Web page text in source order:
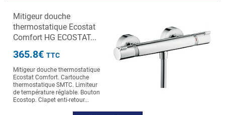
Mitigeur douche
thermostatique Ecostat
Comfort HG ECOSTAT...
365.8€ TTC
Mitigeur douche thermostatique
Ecostat Comfort. Cartouche
thermostatique SMTC. Limiteur
de température réglable. Bouton
Ecostop. Clapet enti-retour...